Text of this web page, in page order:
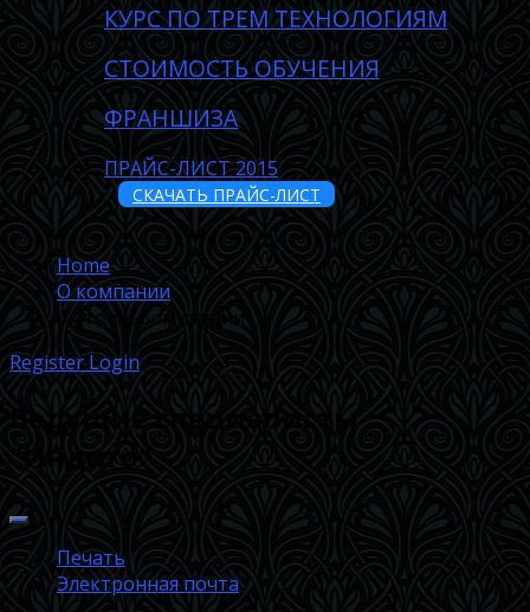
КУРС ПО ТРЕМ ТЕХНОЛОГИЯМ
СТОИМОСТЬ ОБУЧЕНИЯ
ФРАНШИЗА
ПРАЙС-ЛИСТ 2015
СКАЧАТЬ ПРАЙС-ЛИСТ
Home
О компании
Фотоальбом студии
RegisterLogin
Ведущие специалисты
"Индиго"
Печать
Электронная почта